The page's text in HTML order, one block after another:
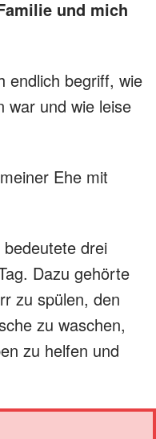
und mich
endlich begriff, wie
war und wie leise
Ehe mit
drei
Dazu gehörte
zu spülen, den
zu waschen,
zu helfen und